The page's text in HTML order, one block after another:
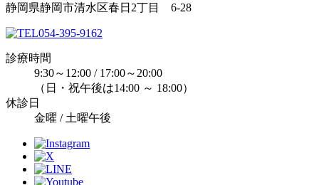
静岡県静岡市清水区春日2丁目 6-28
054-395-9162
診療時間
9:30～12:00 / 17:00～20:00
（日・祝午後は14:00 ～ 18:00）
休診日
金曜 / 土曜午後